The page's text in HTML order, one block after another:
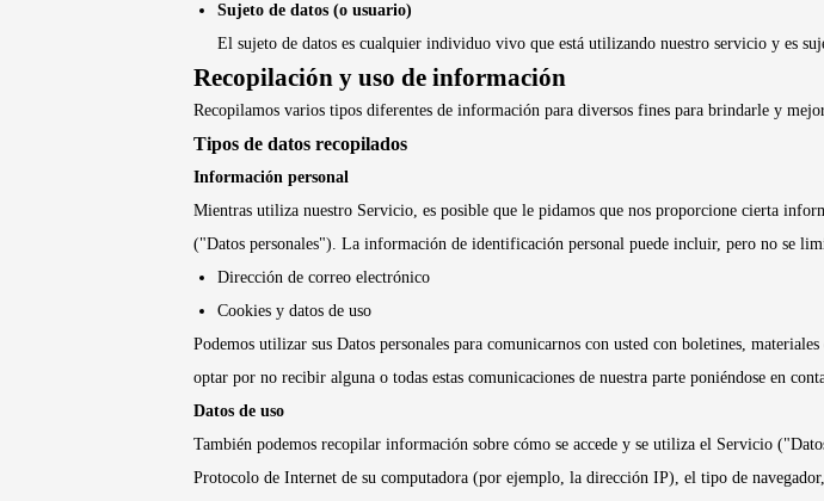
Sujeto de datos (o usuario)
El sujeto de datos es cualquier individuo vivo que está utilizando nuestro servicio y es
Recopilación y uso de información
Recopilamos varios tipos diferentes de información para diversos fines para brindarle y
Tipos de datos recopilados
Información personal
Mientras utiliza nuestro Servicio, es posible que le pidamos que nos proporcione cierta
("Datos personales"). La información de identificación personal puede incluir, pero no se
Dirección de correo electrónico
Cookies y datos de uso
Podemos utilizar sus Datos personales para comunicarnos con usted con boletines,
optar por no recibir alguna o todas estas comunicaciones de nuestra parte poniéndose en
Datos de uso
También podemos recopilar información sobre cómo se accede y se utiliza el Servicio
Protocolo de Internet de su computadora (por ejemplo, la dirección IP), el tipo de